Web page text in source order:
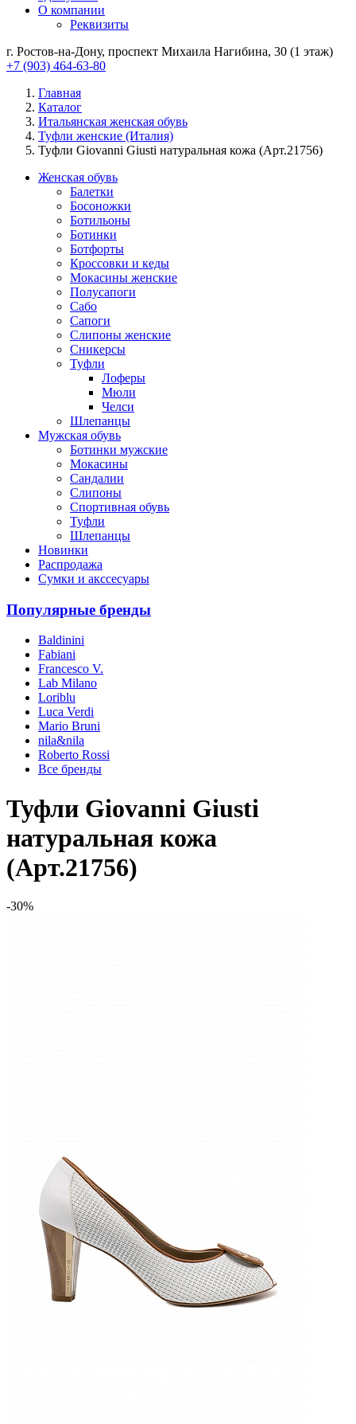
О компании
Реквизиты
г. Ростов-на-Дону, проспект Михаила Нагибина, 30 (1 этаж)
+7 (903) 464-63-80
Главная
Каталог
Итальянская женская обувь
Туфли женские (Италия)
Туфли Giovanni Giusti натуральная кожа (Арт.21756)
Женская обувь
Балетки
Босоножки
Ботильоны
Ботинки
Ботфорты
Кроссовки и кеды
Мокасины женские
Полусапоги
Сабо
Сапоги
Слипоны женские
Сникерсы
Туфли
Лоферы
Мюли
Челси
Шлепанцы
Мужская обувь
Ботинки мужские
Мокасины
Сандалии
Слипоны
Спортивная обувь
Туфли
Шлепанцы
Новинки
Распродажа
Сумки и акссесуары
Популярные бренды
Baldinini
Fabiani
Francesco V.
Lab Milano
Loriblu
Luca Verdi
Mario Bruni
nila&nila
Roberto Rossi
Все бренды
Туфли Giovanni Giusti
натуральная кожа
(Арт.21756)
-30%